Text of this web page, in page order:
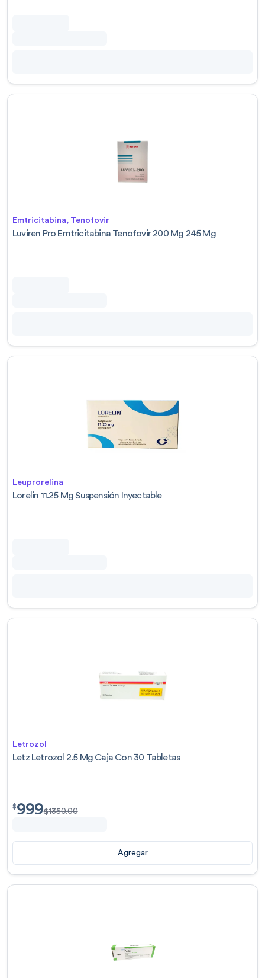
Emtricitabina, Tenofovir
Luviren Pro Emtricitabina Tenofovir 200 Mg 245 Mg
Leuprorelina
Lorelin 11.25 Mg Suspensión Inyectable
Letrozol
Letz Letrozol 2.5 Mg Caja Con 30 Tabletas
$999.00
$999$1350.00
Agregar